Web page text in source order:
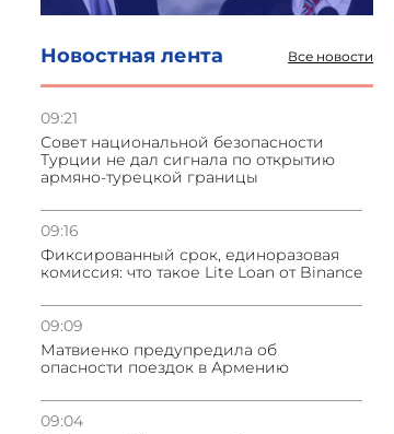
Новостная лента Все новости
09:21
Совет национальной безопасности
Турции не дал сигнала по открытию
армяно-турецкой границы
09:16
Фиксированный срок, единоразовая
комиссия: что такое Lite Loan от Binance
09:09
Матвиенко предупредила об
опасности поездок в Армению
09:04